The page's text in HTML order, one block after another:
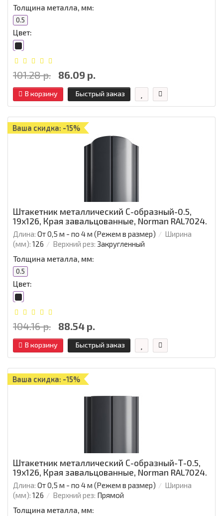
Толщина металла, мм:
0.5
Цвет:
101.28 р. 86.09 р.
В корзину Быстрый заказ
Ваша скидка: -15%
Штакетник металлический С-образный-0.5,
19х126, Края завальцованные, Norman RAL7024.
Длина: От 0,5 м - по 4 м (Режем в размер)
Ширина
(мм): 126 Верхний рез: Закругленный
Толщина металла, мм:
0.5
Цвет:
104.16 р. 88.54 р.
В корзину Быстрый заказ
Ваша скидка: -15%
Штакетник металлический С-образный-Т-0.5,
19х126, Края завальцованные, Norman RAL7024.
Длина: От 0,5 м - по 4 м (Режем в размер)
Ширина
(мм): 126 Верхний рез: Прямой
Толщина металла, мм: